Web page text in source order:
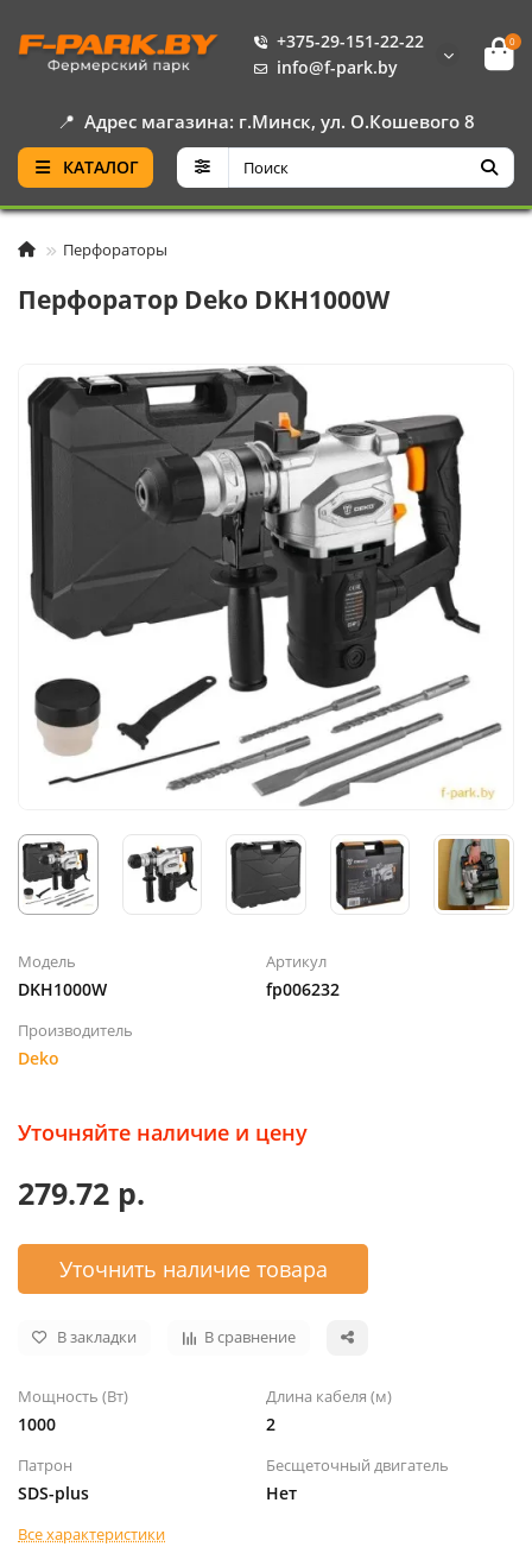
+375-29-151-22-22
info@f-park.by
0
📍 Адрес магазина: г.Минск, ул. О.Кошевого 8
КАТАЛОГ
Перфораторы
Перфоратор Deko DKH1000W
Модель
DKH1000W
Артикул
fp006232
Производитель
Deko
Уточняйте наличие и цену
279.72 р.
Уточнить наличие товара
В закладки В сравнение
Мощность (Вт)
1000
Длина кабеля (м)
2
Патрон
SDS-plus
Бесщеточный двигатель
Нет
Все характеристики